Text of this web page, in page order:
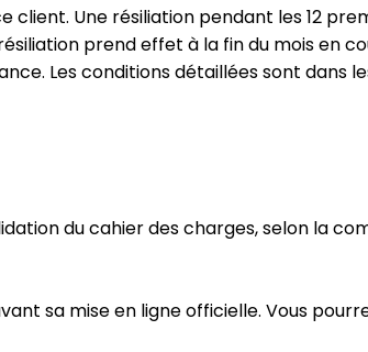
Une résiliation pendant les 12
prend effet à la fin du mois en
Les conditions détaillées sont dans
du cahier des charges, selon la
sa mise en ligne officielle. Vous